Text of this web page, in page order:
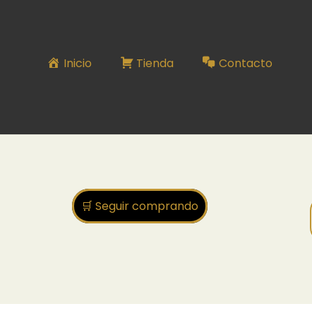
Inicio Tienda Contacto
🛒 Seguir comprando